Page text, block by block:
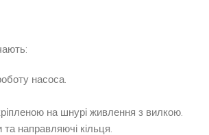
насоса.
на шнурі живлення з вилкою.
направляючі кільця.